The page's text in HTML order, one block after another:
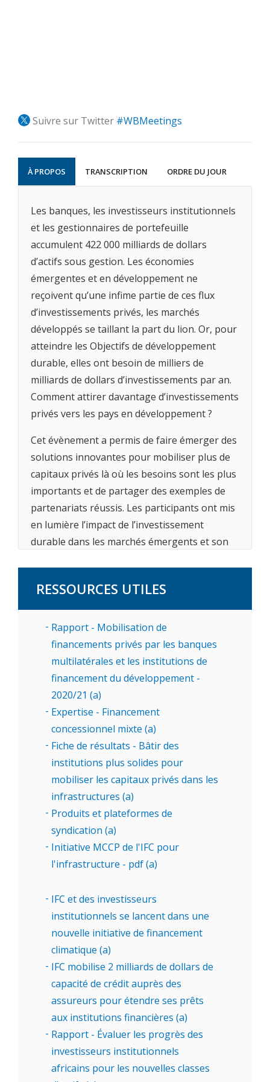
Suivre sur Twitter #WBMeetings
À PROPOS TRANSCRIPTION ORDRE DU JOUR
Les banques, les investisseurs institutionnels
et les gestionnaires de portefeuille
accumulent 422 000 milliards de dollars
d’actifs sous gestion. Les économies
émergentes et en développement ne
reçoivent qu’une infime partie de ces flux
d’investissements privés, les marchés
développés se taillant la part du lion. Or, pour
atteindre les Objectifs de développement
durable, elles ont besoin de milliers de
milliards de dollars d’investissements par an.
Comment attirer davantage d’investissements
privés vers les pays en développement ?
Cet évènement a permis de faire émerger des
solutions innovantes pour mobiliser plus de
capitaux privés là où les besoins sont les plus
importants et de partager des exemples de
partenariats réussis. Les participants ont mis
en lumière l’impact de l’investissement
durable dans les marchés émergents et son
Ils ont également insisté sur l’importance de
bonne réglementation des marchés financiers
peut permettre de relier les investisseurs
L'évènement a été diffusé en anglais, avec
interprétation simultanée en arabe, espagnol
et français. Prenez part à la discussion sur les
réseaux sociaux : #WBmeetings.
RESSOURCES UTILES
Rapport - Mobilisation de
financements privés par les banques
multilatérales et les institutions de
financement du développement -
2020/21 (a)
Expertise - Financement
concessionnel mixte (a)
Fiche de résultats - Bâtir des
institutions plus solides pour
mobiliser les capitaux privés dans les
infrastructures (a)
Produits et plateformes de
syndication (a)
Initiative MCCP de l'IFC pour
l'infrastructure - pdf (a)
IFC et des investisseurs
institutionnels se lancent dans une
nouvelle initiative de financement
climatique (a)
IFC mobilise 2 milliards de dollars de
capacité de crédit auprès des
assureurs pour étendre ses prêts
aux institutions financières (a)
Rapport - Évaluer les progrès des
investisseurs institutionnels
africains pour les nouvelles classes